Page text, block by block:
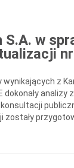
w
nr
wynikających z
dokonały analizy
zostały